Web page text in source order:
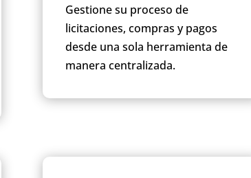
Gestione su proceso de
licitaciones, compras y pagos
desde una sola herramienta de
manera centralizada.